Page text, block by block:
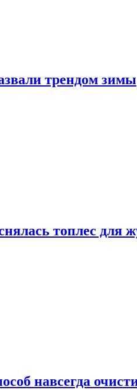
трендом зимы
топлес для
навсегда